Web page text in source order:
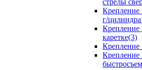
стрелы
Крепление
г/
Крепление
каретке(3)
Крепление
Крепление